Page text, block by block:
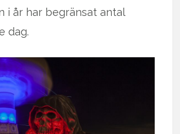
i år har begränsat antal
dag.